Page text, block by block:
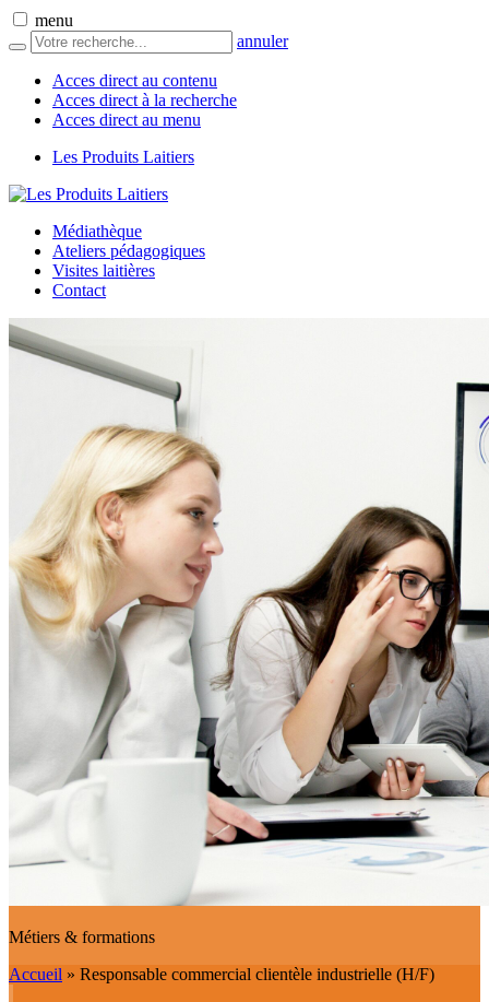
menu
annuler
Acces direct au contenu
Acces direct à la recherche
Acces direct au menu
Les Produits Laitiers
Médiathèque
Ateliers pédagogiques
Visites laitières
Contact
Métiers & formations
Accueil » Responsable commercial clientèle industrielle (H/F)